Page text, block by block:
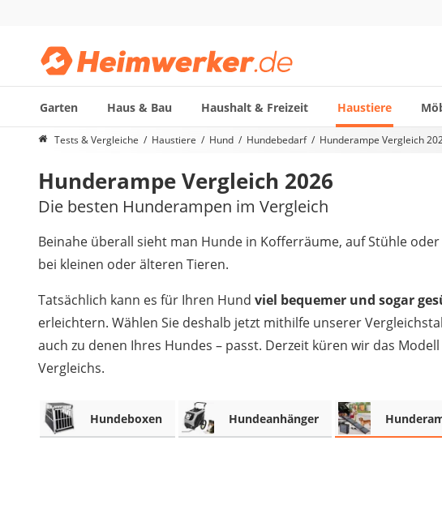
Garten Haus & Bau Haushalt & Freizeit Haustiere
Die beliebtesten Vergleiche nach Kategorie
Hunderucksack
Hufschuhe
Hundefutter
Koifutter
Terrarium
Tests & Vergleiche Haustiere Hund Hundebedarf Hunderampe Vergleich
Hunderampe Vergleich 2026
Die besten Hunderampen im Vergleich
Beinahe überall sieht man Hunde in Kofferräume, auf Stühle
bei kleinen oder älteren Tieren.
Tatsächlich kann es für Ihren Hund viel bequemer und sogar
erleichtern. Wählen Sie deshalb jetzt mithilfe unserer
auch zu denen Ihres Hundes – passt. Derzeit küren wir das Modell
Vergleichs.
Hundeboxen Hundeanhänger